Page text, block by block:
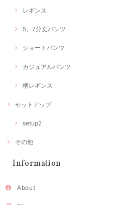
レギンス
5、7分丈パンツ
ショートパンツ
カジュアルパンツ
柄レギンス
セットアップ
setup2
その他
Information
About